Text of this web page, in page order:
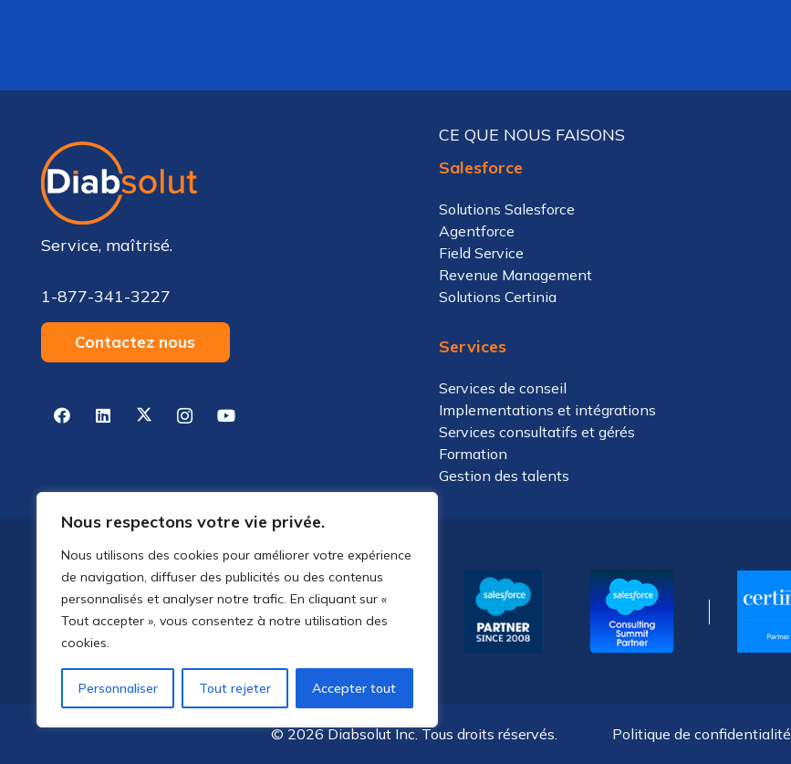
Nous respectons votre vie privée.
Nous utilisons des cookies pour améliorer votre expérience
de navigation, diffuser des publicités ou des contenus
personnalisés et analyser notre trafic. En cliquant sur «
Tout accepter », vous consentez à notre utilisation des
cookies.
Personnaliser Tout rejeter Accepter tout
Service, maîtrisé.
1-877-341-3227
Contactez nous
CE QUE NOUS FAISONS
Salesforce
Solutions Salesforce
Agentforce
Field Service
Revenue Management
Solutions Certinia
Services
Services de conseil
Implementations et intégrations
Services consultatifs et gérés
Formation
Gestion des talents
© 2026 Diabsolut Inc. Tous droits réservés. Politique de confidentialité